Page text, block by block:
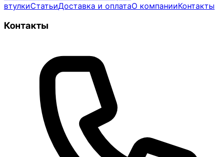
втулкиСтатьиДоставка и оплатаО компанииКонтакты
Контакты